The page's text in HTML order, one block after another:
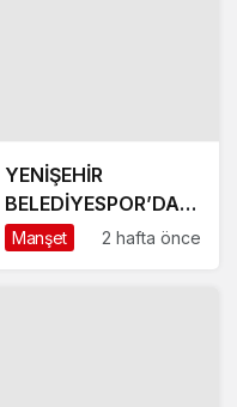
YENİŞEHİR
BELEDİYESPOR’DA
GÜÇLÜ YÖNETİM,
Manşet 2 hafta önce